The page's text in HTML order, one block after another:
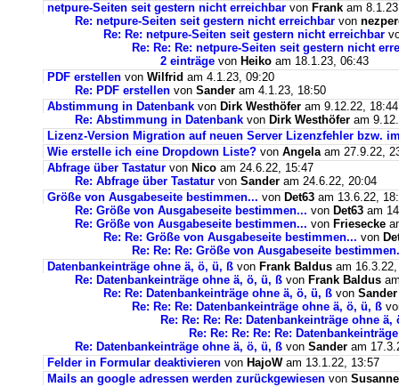
netpure-Seiten seit gestern nicht erreichbar von Frank am
Re: netpure-Seiten seit gestern nicht erreichbar von
Re: Re: netpure-Seiten seit gestern nicht erreichbar
Re: Re: Re: netpure-Seiten seit gestern nicht
2 einträge von Heiko am 18.1.23, 06:43
PDF erstellen von Wilfrid am 4.1.23, 09:20
Re: PDF erstellen von Sander am 4.1.23, 18:50
Abstimmung in Datenbank von Dirk Westhöfer am 9.12.22, 18:44
Re: Abstimmung in Datenbank von Dirk Westhöfer am
Lizenz-Version Migration auf neuen Server Lizenzfehler bzw.
Wie erstelle ich eine Dropdown Liste? von Angela am 27.9.22,
Abfrage über Tastatur von Nico am 24.6.22, 15:47
Re: Abfrage über Tastatur von Sander am 24.6.22, 20:04
Größe von Ausgabeseite bestimmen... von Det63 am 13.6.22,
Re: Größe von Ausgabeseite bestimmen... von Det63 am
Re: Größe von Ausgabeseite bestimmen... von Friesecke
Re: Re: Größe von Ausgabeseite bestimmen... von
Re: Re: Re: Größe von Ausgabeseite
Datenbankeinträge ohne ä, ö, ü, ß von Frank Baldus am
Re: Datenbankeinträge ohne ä, ö, ü, ß von Frank Baldus
Re: Re: Datenbankeinträge ohne ä, ö, ü, ß von Sander
Re: Re: Re: Datenbankeinträge ohne ä, ö, ü, ß
Re: Re: Re: Re: Datenbankeinträge ohne ä,
Re: Re: Re: Re: Re:
Re: Datenbankeinträge ohne ä, ö, ü, ß von Sander am
Felder in Formular deaktivieren von HajoWam 13.1.22, 13:57
Mails an google adressen werden zurückgewiesen von Susanne